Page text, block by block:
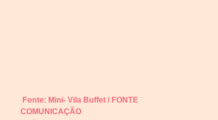
Fonte: Mini- Vila Buffet / FONTE
COMUNICAÇÃO